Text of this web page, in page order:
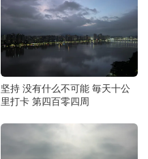
坚持 没有什么不可能 毎天十公
里打卡 第四百零四周